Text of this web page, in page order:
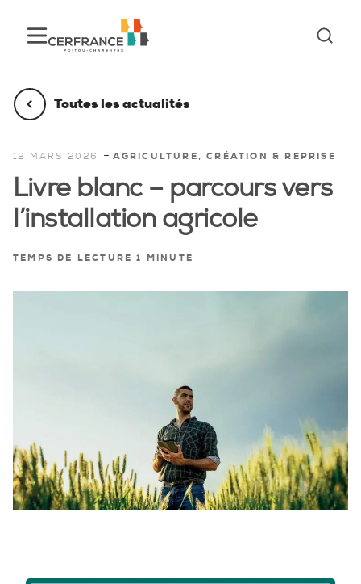
Toutes les actualités
12 MARS 2026 - AGRICULTURE, CRÉATION & REPRISE
Livre blanc – parcours vers
l’installation agricole
TEMPS DE LECTURE 1 MINUTE